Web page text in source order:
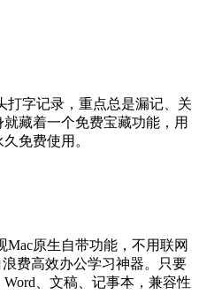
打字记录，重点总是漏记、关
藏着一个免费宝藏功能，用
免费使用。
原生自带功能，不用联网
费高效办公学习神器。只要
、文稿、记事本，兼容性